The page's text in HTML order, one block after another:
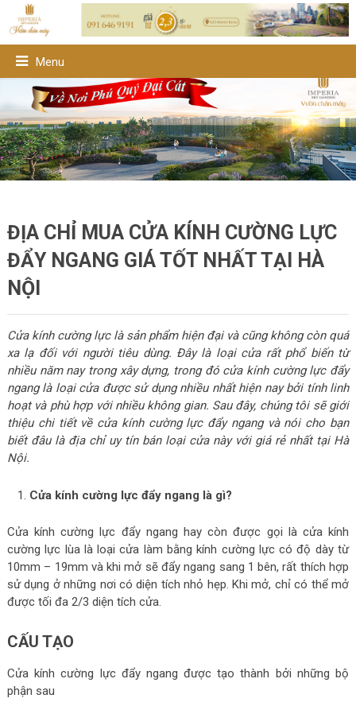
Menu
ĐỊA CHỈ MUA CỬA KÍNH CƯỜNG LỰC
ĐẨY NGANG GIÁ TỐT NHẤT TẠI HÀ
NỘI
Cửa kính cường lực là sản phẩm hiện đại và cũng không còn quá
xa lạ đối với người tiêu dùng. Đây là loại cửa rất phổ biến từ
nhiều năm nay trong xây dựng, trong đó cửa kính cường lực đẩy
ngang là loại cửa được sử dụng nhiều nhất hiện nay bởi tính linh
hoạt và phù hợp với nhiều không gian. Sau đây, chúng tôi sẽ giới
thiệu chi tiết về cửa kính cường lực đẩy ngang và nói cho bạn
biết đâu là địa chỉ uy tín bán loại cửa này với giá rẻ nhất tại Hà
Nội.
Cửa kính cường lực đẩy ngang là gì?
Cửa kính cường lực đẩy ngang hay còn được gọi là cửa kính
cường lực lùa là loại cửa làm bằng kính cường lực có độ dày từ
10mm – 19mm và khi mở sẽ đẩy ngang sang 1 bên, rất thích hợp
sử dụng ở những nơi có diện tích nhỏ hẹp. Khi mở, chỉ có thể mở
được tối đa 2/3 diện tích cửa.
CẤU TẠO
Cửa kính cường lực đẩy ngang được tạo thành bởi những bộ
phận sau